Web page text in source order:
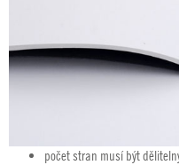
počet stran musí být